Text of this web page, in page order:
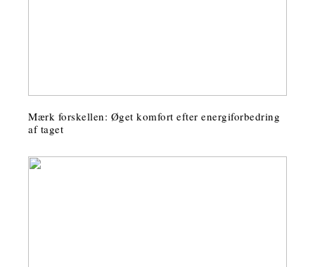
Mærk forskellen: Øget komfort efter energiforbedring
af taget